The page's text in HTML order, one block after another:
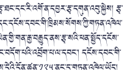
རྩྭ་
དངོས་དབང་གི་